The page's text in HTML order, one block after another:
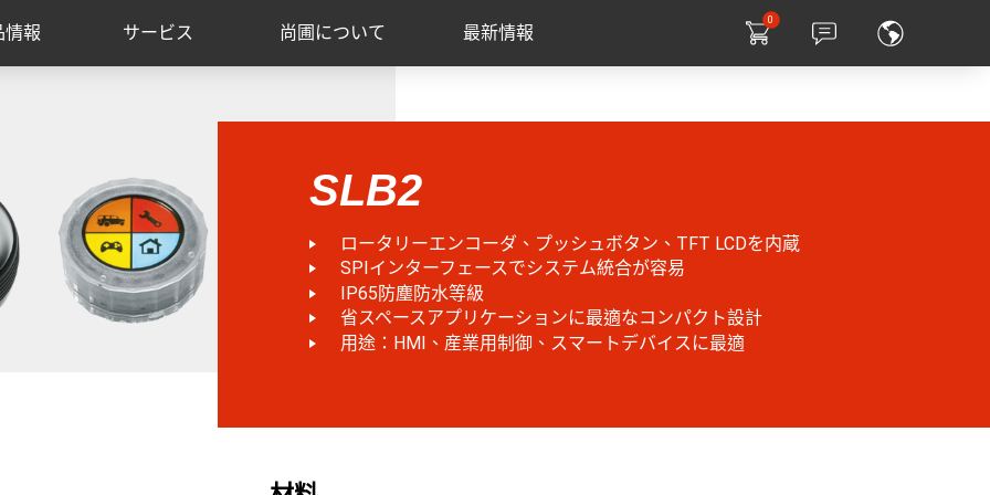
0
情報 サービス 尚圃について 最新情報
SLB2
ロータリーエンコーダ、プッシュボタン、TFT LCDを内蔵
SPIインターフェースでシステム統合が容易
IP65防塵防水等級
省スペースアプリケーションに最適なコンパクト設計
用途：HMI、産業用制御、スマートデバイスに最適